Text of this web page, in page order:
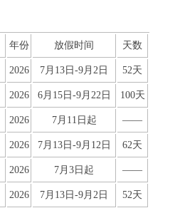
年份 放假时间 天数
2026 7月13日-9月2日 52天
2026 6月15日-9月22日 100天
2026 7月11日起 ——
2026 7月13日-9月12日 62天
2026 7月3日起 ——
2026 7月13日-9月2日 52天